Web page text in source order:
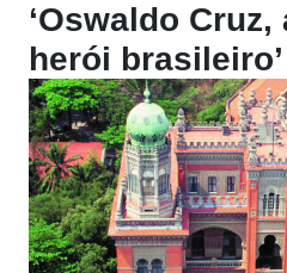
‘Oswaldo
herói